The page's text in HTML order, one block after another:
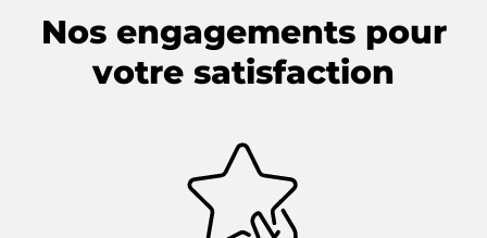
Nos engagements pour
votre satisfaction